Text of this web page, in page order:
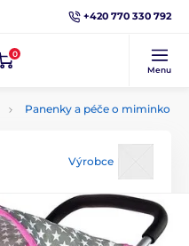
+420 770 330 792
0
Menu
Panenky a péče o miminko
Výrobce